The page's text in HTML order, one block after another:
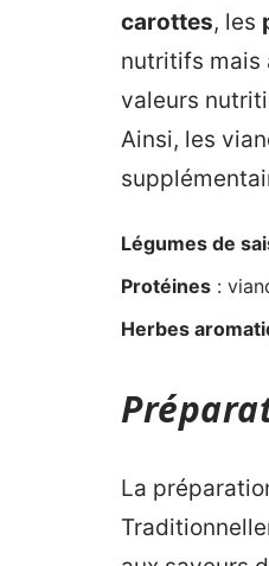
carottes, les
nutritifs mais
valeurs
Ainsi, les
Légumes de
Protéines :
Herbes
La